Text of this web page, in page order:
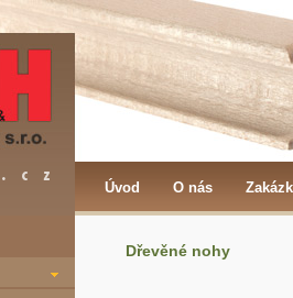
Úvod O nás
Dřevěné nohy